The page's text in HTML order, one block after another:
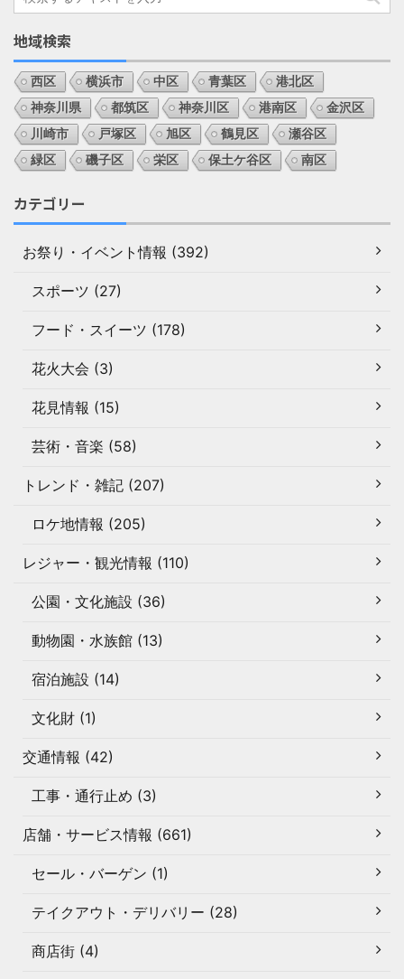
地域検索
西区 横浜市 中区 青葉区
港北区
神奈川県
都筑区 神奈川区 港南区
金沢区
川崎市
戸塚区 旭区 鶴見区
瀬谷区
緑区
磯子区 栄区 保土ケ谷区 南区
カテゴリー
お祭り・イベント情報 (392)
スポーツ (27)
フード・スイーツ (178)
花火大会 (3)
花見情報 (15)
芸術・音楽 (58)
トレンド・雑記 (207)
ロケ地情報 (205)
レジャー・観光情報 (110)
公園・文化施設 (36)
動物園・水族館 (13)
宿泊施設 (14)
文化財 (1)
交通情報 (42)
工事・通行止め (3)
店舗・サービス情報 (661)
セール・バーゲン (1)
テイクアウト・デリバリー (28)
商店街 (4)